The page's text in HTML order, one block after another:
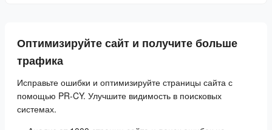
Оптимизируйте сайт и получите больше
трафика
Исправьте ошибки и оптимизируйте страницы сайта с
помощью PR-CY. Улучшите видимость в поисковых
системах.